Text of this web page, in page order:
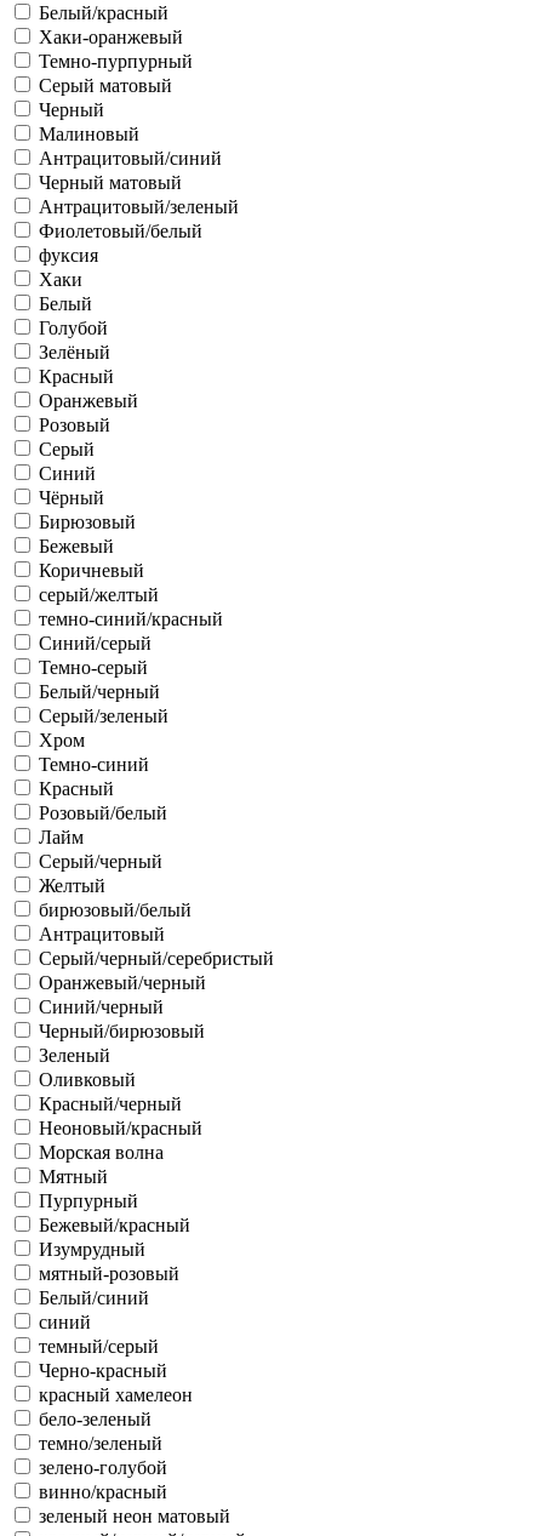
Белый/красный
Хаки-оранжевый
Темно-пурпурный
Серый матовый
Черный
Малиновый
Антрацитовый/синий
Черный матовый
Антрацитовый/зеленый
Фиолетовый/белый
фуксия
Хаки
Белый
Голубой
Зелёный
Красный
Оранжевый
Розовый
Серый
Синий
Чёрный
Бирюзовый
Бежевый
Коричневый
серый/желтый
темно-синий/красный
Синий/серый
Темно-серый
Белый/черный
Серый/зеленый
Хром
Темно-синий
Красный
Розовый/белый
Лайм
Серый/черный
Желтый
бирюзовый/белый
Антрацитовый
Серый/черный/серебристый
Оранжевый/черный
Синий/черный
Черный/бирюзовый
Зеленый
Оливковый
Красный/черный
Неоновый/красный
Морская волна
Мятный
Пурпурный
Бежевый/красный
Изумрудный
мятный-розовый
Белый/синий
синий
темный/серый
Черно-красный
красный хамелеон
бело-зеленый
темно/зеленый
зелено-голубой
винно/красный
зеленый неон матовый